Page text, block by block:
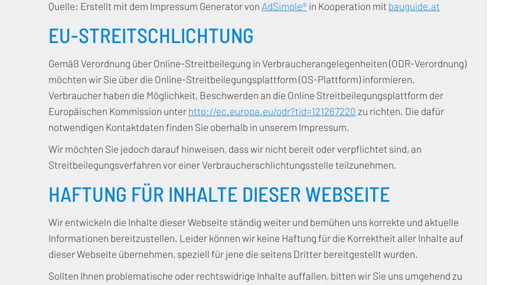
Quelle: Erstellt mit dem Impressum Generator von AdSimple® in Kooperation mit bauguide.at
EU-STREITSCHLICHTUNG
Gemäß Verordnung über Online-Streitbeilegung in Verbraucherangelegenheiten (ODR-Verordnung)
möchten wir Sie über die Online-Streitbeilegungsplattform (OS-Plattform) informieren.
Verbraucher haben die Möglichkeit, Beschwerden an die Online Streitbeilegungsplattform der
Europäischen Kommission unter http://ec.europa.eu/odr?tid=121267220 zu richten. Die dafür
notwendigen Kontaktdaten finden Sie oberhalb in unserem Impressum.
Wir möchten Sie jedoch darauf hinweisen, dass wir nicht bereit oder verpflichtet sind, an
Streitbeilegungsverfahren vor einer Verbraucherschlichtungsstelle teilzunehmen.
HAFTUNG FÜR INHALTE DIESER WEBSEITE
Wir entwickeln die Inhalte dieser Webseite ständig weiter und bemühen uns korrekte und aktuelle
Informationen bereitzustellen. Leider können wir keine Haftung für die Korrektheit aller Inhalte auf
dieser Webseite übernehmen, speziell für jene die seitens Dritter bereitgestellt wurden.
Sollten Ihnen problematische oder rechtswidrige Inhalte auffallen, bitten wir Sie uns umgehend zu